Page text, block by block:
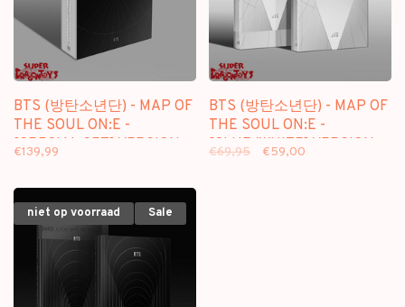
BTS (방탄소년단) - MAP OF
THE SOUL ON:E -
[SPECIAL SET] VERSION -
€139,99
BTS (방탄소년단) - MAP OF
THE SOUL ON:E -
[CLUE/WHITE] VERSION -
€69,95 €59,00
niet op voorraad Sale